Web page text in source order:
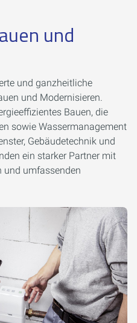
und
und ganzheitliche
und Modernisieren.
Bauen, die
sowie Wassermanagement
Gebäudetechnik und
ein starker Partner mit
und umfassenden